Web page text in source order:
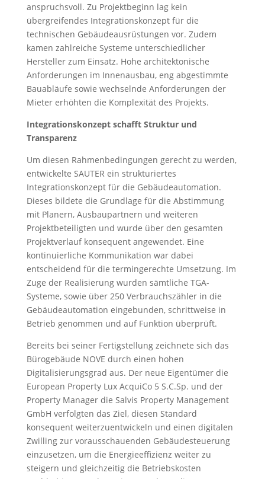
anspruchsvoll. Zu Projektbeginn lag kein
übergreifendes Integrationskonzept für die
technischen Gebäudeausrüstungen vor. Zudem
kamen zahlreiche Systeme unterschiedlicher
Hersteller zum Einsatz. Hohe architektonische
Anforderungen im Innenausbau, eng abgestimmte
Bauabläufe sowie wechselnde Anforderungen der
Mieter erhöhten die Komplexität des Projekts.
Integrationskonzept schafft Struktur und
Transparenz
Um diesen Rahmenbedingungen gerecht zu werden,
entwickelte SAUTER ein strukturiertes
Integrationskonzept für die Gebäudeautomation.
Dieses bildete die Grundlage für die Abstimmung
mit Planern, Ausbaupartnern und weiteren
Projektbeteiligten und wurde über den gesamten
Projektverlauf konsequent angewendet. Eine
kontinuierliche Kommunikation war dabei
entscheidend für die termingerechte Umsetzung. Im
Zuge der Realisierung wurden sämtliche TGA-
Systeme, sowie über 250 Verbrauchszähler in die
Gebäudeautomation eingebunden, schrittweise in
Betrieb genommen und auf Funktion überprüft.
Bereits bei seiner Fertigstellung zeichnete sich das
Bürogebäude NOVE durch einen hohen
Digitalisierungsgrad aus. Der neue Eigentümer die
European Property Lux AcquiCo 5 S.C.Sp. und der
Property Manager die Salvis Property Management
GmbH verfolgten das Ziel, diesen Standard
konsequent weiterzuentwickeln und einen digitalen
Zwilling zur vorausschauenden Gebäudesteuerung
einzusetzen, um die Energieeffizienz weiter zu
steigern und gleichzeitig die Betriebskosten